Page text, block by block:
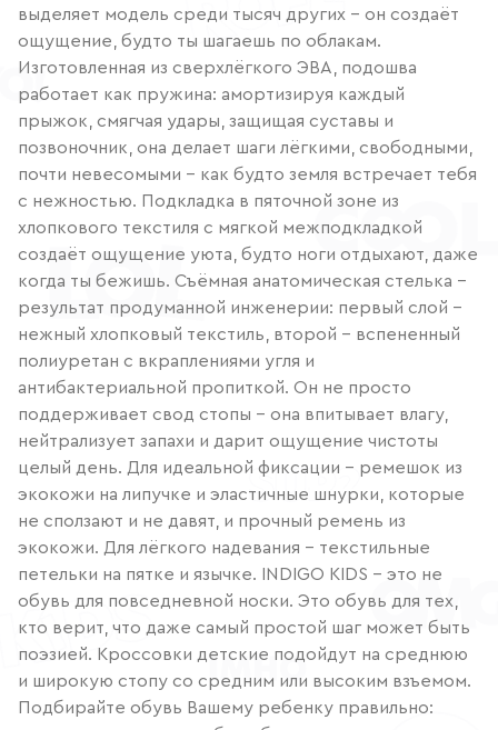
выделяет модель среди тысяч других – он создаёт
ощущение, будто ты шагаешь по облакам.
Изготовленная из сверхлёгкого ЭВА, подошва
работает как пружина: амортизируя каждый
прыжок, смягчая удары, защищая суставы и
позвоночник, она делает шаги лёгкими, свободными,
почти невесомыми – как будто земля встречает тебя
с нежностью. Подкладка в пяточной зоне из
хлопкового текстиля с мягкой межподкладкой
создаёт ощущение уюта, будто ноги отдыхают, даже
когда ты бежишь. Съёмная анатомическая стелька –
результат продуманной инженерии: первый слой –
нежный хлопковый текстиль, второй – вспененный
полиуретан с вкраплениями угля и
антибактериальной пропиткой. Он не просто
поддерживает свод стопы – она впитывает влагу,
нейтрализует запахи и дарит ощущение чистоты
целый день. Для идеальной фиксации – ремешок из
экокожи на липучке и эластичные шнурки, которые
не сползают и не давят, и прочный ремень из
экокожи. Для лёгкого надевания – текстильные
петельки на пятке и язычке. INDIGO KIDS – это не
обувь для повседневной носки. Это обувь для тех,
кто верит, что даже самый простой шаг может быть
поэзией. Кроссовки детские подойдут на среднюю
и широкую стопу со средним или высоким взъемом.
Подбирайте обувь Вашему ребенку правильно: